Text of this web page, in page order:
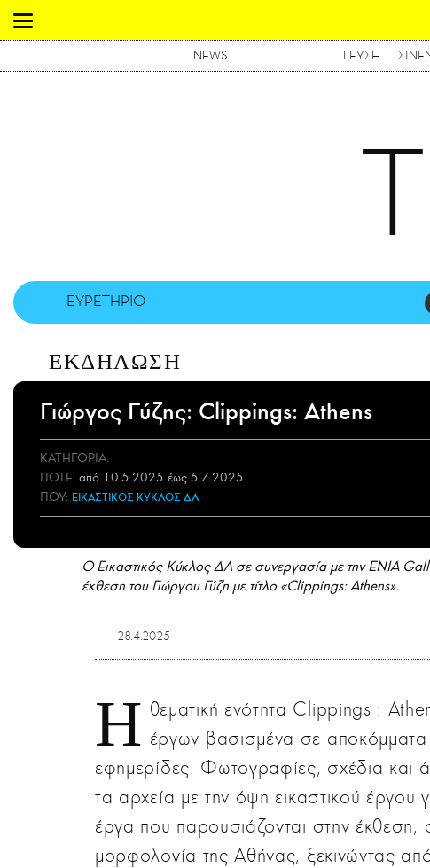
NEWS ΓΕΥΣΗ
ΕΥΡΕΤΗΡΙΟ
ΕΚΔΗΛΩΣΗ
Γιώργος Γύζης: Clippings: Athens
ΚΑΤΗΓΟΡΙΑ:
ΠΟΤΕ: από 10.5.2025 έως 5.7.2025
ΠΟΥ: ΕΙΚΑΣΤΙΚΟΣ ΚΥΚΛΟΣ ΔΛ
Ο Εικαστικός Κύκλος ΔΛ σε συνεργασία με την ENIA
έκθεση του Γιώργου Γύζη με τίτλο «Clippings: Athens».
28.4.2025
Η θεματική ενότητα Clippings :
έργων βασισμένα σε αποκόμματα
εφημερίδες. Φωτογραφίες, σχέδια και
τα αρχεία με την όψη εικαστικού
έργα που παρουσιάζονται στην
μορφολογία της Αθήνας, ξεκινώντας